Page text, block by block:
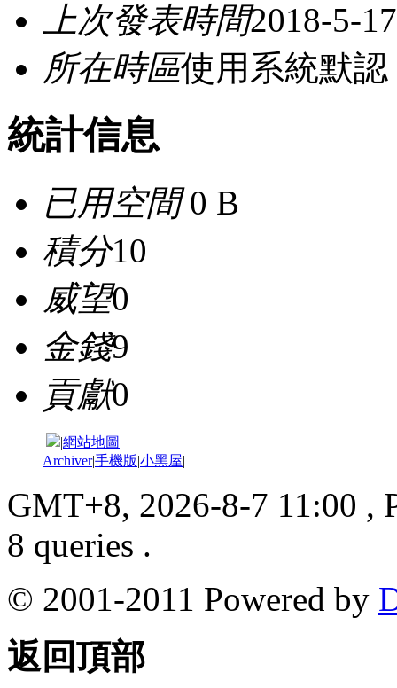
上次發表時間2018-5-
所在時區使用系統默認
統計信息
已用空間0 B
積分10
威望0
金錢9
貢獻0
|網站地圖
Archiver|手機版|小黑屋|
GMT+8, 2026-8-7 11:00 ,
8 queries .
© 2001-2011 Powered by
返回頂部